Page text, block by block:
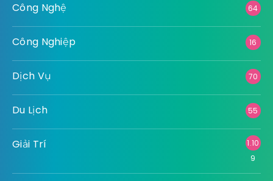
Công Nghệ 64
Công Nghiệp 16
Dịch Vụ 70
Du Lịch 55
Giải Trí
1.10
9